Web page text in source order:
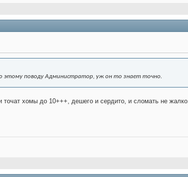
этому поводу Администратор, уж он то знает точно.
хомы до 10+++, дешего и сердито, и сломать не жалко.